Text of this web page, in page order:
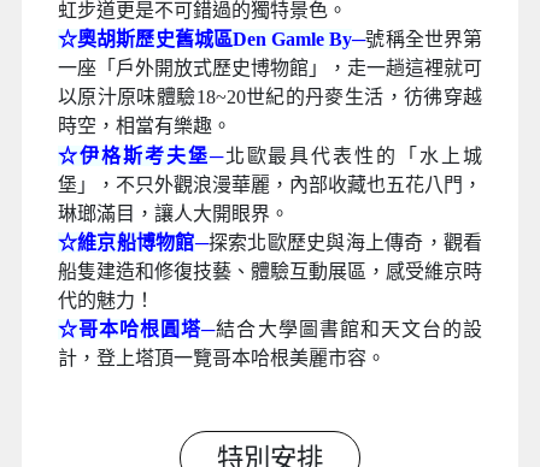
■【丹麥最夯綠建築地標─森林螺旋
塔】
☆丹麥森林公園螺旋塔─位在哥本哈根近郊森林
內的一座森林遊樂區，2017年建造完成，並榮
獲多項建築設計獎，在緩步上升的螺旋塔斜坡
上，可感受與森林一同成長上升的不同視野。